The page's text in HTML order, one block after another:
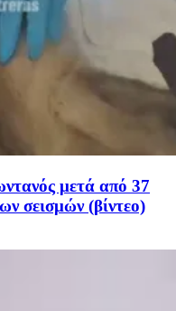
μετά από 37
σεισμών (βίντεο)